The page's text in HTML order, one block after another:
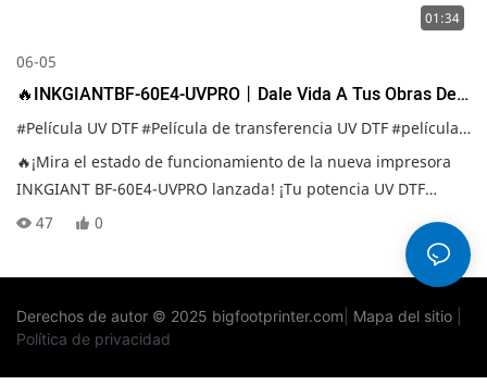
01:34
06-05
🔥INKGIANTBF-60E4-UVPRO丨Dale Vida A Tus Obras De
Arte En Color
#Película UV DTF#Película de transferencia UV DTF#película de transferencia UV
🔥¡Mira el estado de funcionamiento de la nueva impresora
INKGIANT BF-60E4-UVPRO lanzada! ¡Tu potencia UV DTF
definitiva para una personalización de nivel superior!
47 0
Derechos de autor © 2025 bigfootprinter.com Mapa del sitio
Política de privacidad